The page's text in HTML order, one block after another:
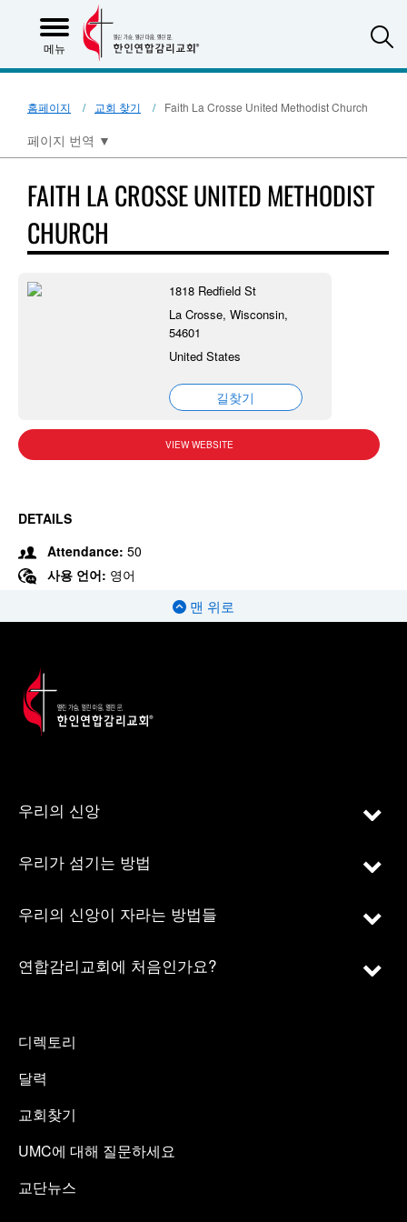
메뉴
홈페이지 교회 찾기 Faith La Crosse United Methodist Church
페이지 번역 ▼
FAITH LA CROSSE UNITED METHODIST
CHURCH
1818 Redfield St
La Crosse, Wisconsin,
54601
United States
길찾기
VIEW WEBSITE
DETAILS
Attendance: 50
사용 언어: 영어
맨 위로
우리의 신앙
우리가 섬기는 방법
우리의 신앙이 자라는 방법들
연합감리교회에 처음인가요?
디렉토리
달력
교회찾기
UMC에 대해 질문하세요
교단뉴스